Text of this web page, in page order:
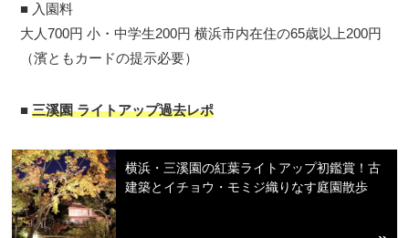
■ 入園料
大人700円 小・中学生200円 横浜市内在住の65歳以上200円
（濱ともカードの提示必要）
■三溪園 ライトアップ過去レポ
横浜・三溪園の紅葉ライトアップ初鑑賞！古
建築とイチョウ・モミジ織りなす庭園散歩